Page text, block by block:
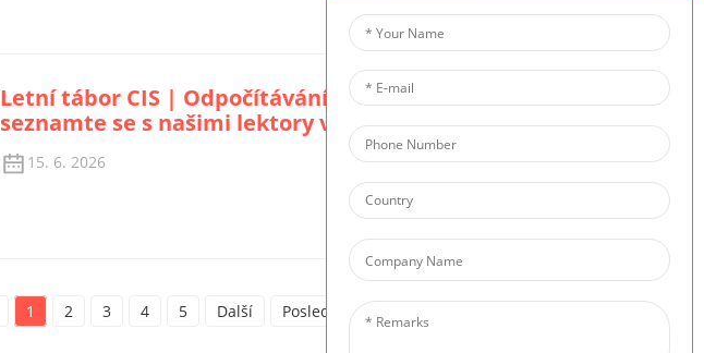
Letní tábor CIS | Odpočítávání začíná –
seznamte se s našimi lektory v kempu
15. 6. 2026
Zobrazit Detail
1 2 3 4 5 Další Poslední